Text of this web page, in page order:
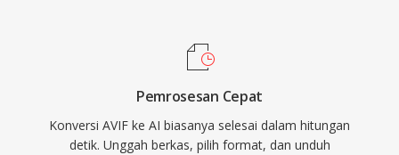
Pemrosesan Cepat
Konversi AVIF ke AI biasanya selesai dalam hitungan
detik. Unggah berkas, pilih format, dan unduh